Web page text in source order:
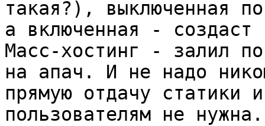
такая?), выключенная
а включенная - создаст
Масс-хостинг - залил
на апач. И не надо
прямую отдачу статики
пользователям не нужна.